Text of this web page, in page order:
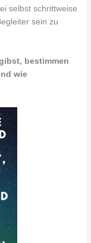
selbst schrittweise
sein zu
bestimmen
wie